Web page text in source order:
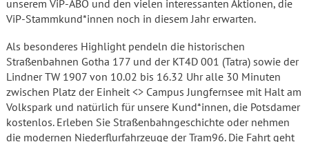
unserem ViP-ABO und den vielen interessanten Aktionen, die
ViP-Stammkund*innen noch in diesem Jahr erwarten.
Als besonderes Highlight pendeln die historischen
Straßenbahnen Gotha 177 und der KT4D 001 (Tatra) sowie der
Lindner TW 1907 von 10.02 bis 16.32 Uhr alle 30 Minuten
zwischen Platz der Einheit <> Campus Jungfernsee mit Halt am
Volkspark und natürlich für unsere Kund*innen, die Potsdamer
kostenlos. Erleben Sie Straßenbahngeschichte oder nehmen
die modernen Niederflurfahrzeuge der Tram96. Die Fahrt geht